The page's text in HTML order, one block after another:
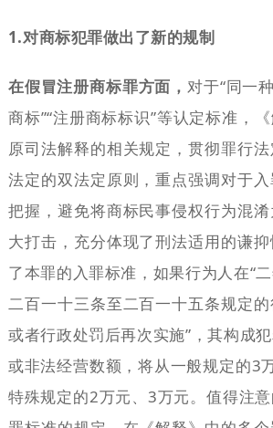
1.对商标犯罪做出了新的规制
在假冒注册商标罪方面，对于“同一
商标”“注册商标标识”等认定标准，
原司法解释的相关规定，贯彻罪行
法定的双法定原则，重点强调对于
把握，避免将商标民事侵权行为混
大打击，充分体现了刑法适用的谦
了本罪的入罪标准，如果行为人在“
二百一十三条至二百一十五条规定
或者行政处罚后再次实施”，其构成
或非法经营数额，将从一般规定的3
特殊规定的2万元、3万元。值得注